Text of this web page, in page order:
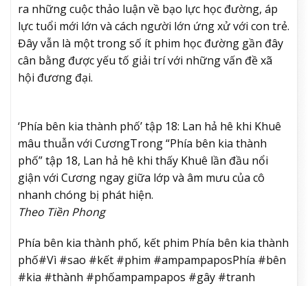
ra những cuộc thảo luận về bạo lực học đường, áp
lực tuổi mới lớn và cách người lớn ứng xử với con trẻ.
Đây vẫn là một trong số ít phim học đường gần đây
cân bằng được yếu tố giải trí với những vấn đề xã
hội đương đại.
‘Phía bên kia thành phố’ tập 18: Lan hả hê khi Khuê
mâu thuẫn với CươngTrong “Phía bên kia thành
phố” tập 18, Lan hả hê khi thấy Khuê lần đầu nổi
giận với Cương ngay giữa lớp và âm mưu của cô
nhanh chóng bị phát hiện.
Theo Tiền Phong
Phía bên kia thành phố, kết phim Phía bên kia thành
phố#Vì #sao #kết #phim #ampampaposPhía #bên
#kia #thành #phốampampapos #gây #tranh